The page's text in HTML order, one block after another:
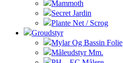
Mammoth
Secret Jardin
Plante Net / Scrog
Groudstyr
Mylar Og Bassin Folie
Måleudstyr Mm.